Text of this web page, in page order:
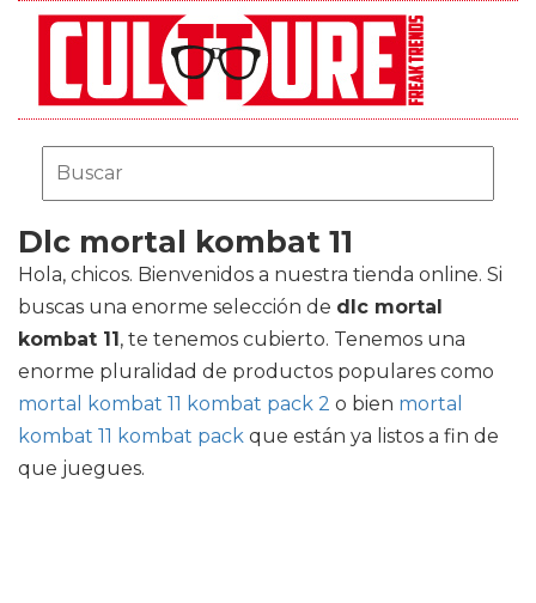
Dlc mortal kombat 11
Hola, chicos. Bienvenidos a nuestra tienda online. Si
buscas una enorme selección de dlc mortal
kombat 11, te tenemos cubierto. Tenemos una
enorme pluralidad de productos populares como
mortal kombat 11 kombat pack 2 o bien mortal
kombat 11 kombat pack que están ya listos a fin de
que juegues.